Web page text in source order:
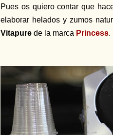
Pues os quiero contar que
elaborar helados y zumos
Vitapure de la marca Princess.